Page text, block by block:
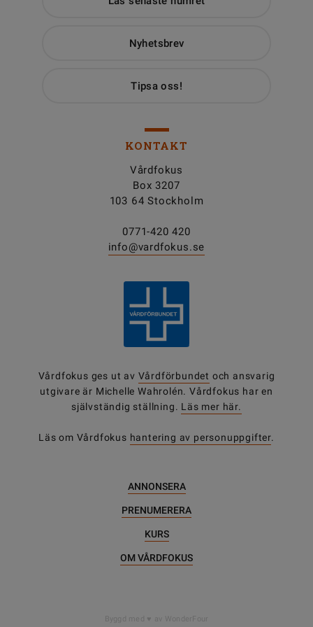
Nyhetsbrev
Tipsa oss!
KONTAKT
Vårdfokus
Box 3207
103 64 Stockholm
0771-420 420
info@vardfokus.se
Vårdfokus ges ut av Vårdförbundet och ansvarig
utgivare är Michelle Wahrolén. Vårdfokus har en
självständig ställning. Läs mer här.
Läs om Vårdfokus hantering av personuppgifter.
ANNONSERA
PRENUMERERA
KURS
OM VÅRDFOKUS
Byggd med av WonderFour